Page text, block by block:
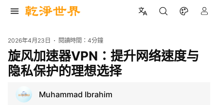
2026年4月23日 閱讀時間：4分鐘
旋风加速器VPN：提升网络速度与
隐私保护的理想选择
Muhammad Ibrahim